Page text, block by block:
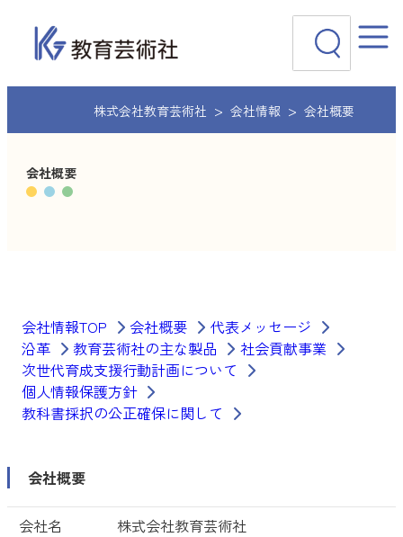
キ
株式会社教育芸術社 会社情報 会社概要
会社概要
会社情報TOP 会社概要
代表メッセージ
沿革
教育芸術社の主な製品
社会貢献事業
次世代育成支援行動計画について
個人情報保護方針
教科書採択の公正確保に関して
会社概要
会社名
株式会社教育芸術社